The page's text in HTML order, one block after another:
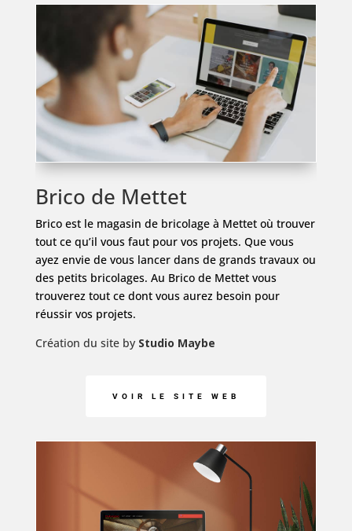
Brico de Mettet
Brico est le magasin de bricolage à Mettet où trouver
tout ce qu’il vous faut pour vos projets. Que vous
ayez envie de vous lancer dans de grands travaux ou
des petits bricolages. Au Brico de Mettet vous
trouverez tout ce dont vous aurez besoin pour
réussir vos projets.
Création du site by Studio Maybe
VOIR LE SITE WEB